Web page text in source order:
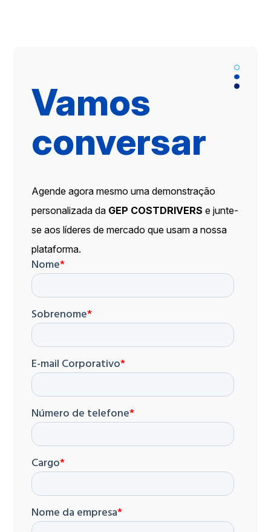
Vamos
conversar
Agende agora mesmo uma demonstração
personalizada da GEP COSTDRIVERS e junte-
se aos líderes de mercado que usam a nossa
plataforma.